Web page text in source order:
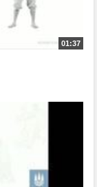
01:37